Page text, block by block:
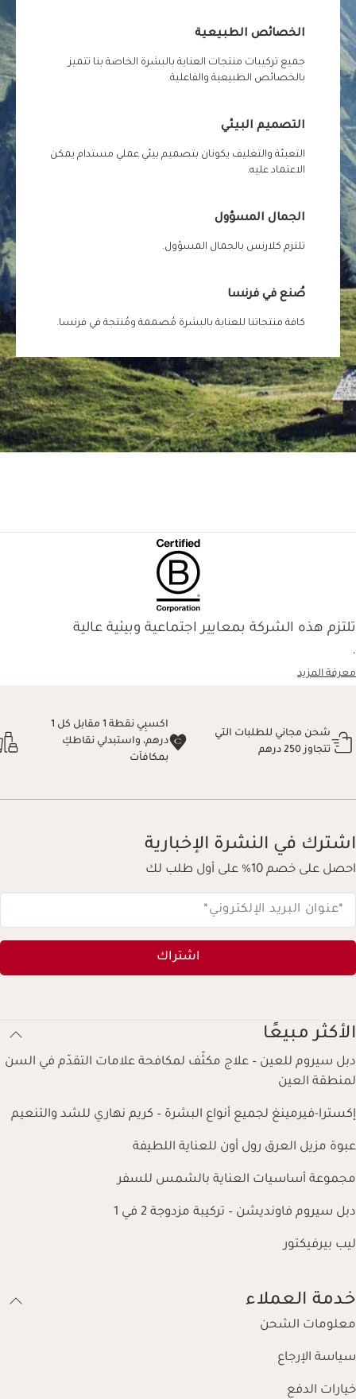
الخصائص الطبيعية
جميع تركيبات منتجات العناية بالبشرة الخاصة بنا تتميز
بالخصائص الطبيعية والفاعلية.
التصميم البيئي
التعبئة والتغليف يكونان بتصميم بيئي عملي مستدام يمكن
الاعتماد عليه.
الجمال المسؤول
تلتزم كلارنس بالجمال المسؤول.
صُنع في فرنسا
كافة منتجاتنا للعناية بالبشرة مُصممة ومُنتجة في فرنسا.
تلتزم هذه الشركة بمعايير اجتماعية وبيئية عالية
.
معرفة المزيد
شحن مجاني للطلبات التي
تتجاوز 250 درهم
اكسبِي نقطة 1 مقابل كل 1
درهم، واستبدلي نقاطكِ
بمكافآت
اشترك في النشرة الإخبارية
احصل على خصم 10% على أول طلب لك
*عنوان البريد الإلكتروني*
اشتراك
الأكثر مبيعًا
دبل سيروم للعين – علاج مكثّف لمكافحة علامات التقدّم في السن
لمنطقة العين
إكسترا-فيرمينغ لجميع أنواع البشرة – كريم نهاري للشد والتنعيم
عبوة مزيل العرق رول أون للعناية اللطيفة
مجموعة أساسيات العناية بالشمس للسفر
دبل سيروم فاونديشن – تركيبة مزدوجة 2 في 1
ليب بيرفيكتور
خدمة العملاء
معلومات الشحن
سياسة الإرجاع
خيارات الدفع